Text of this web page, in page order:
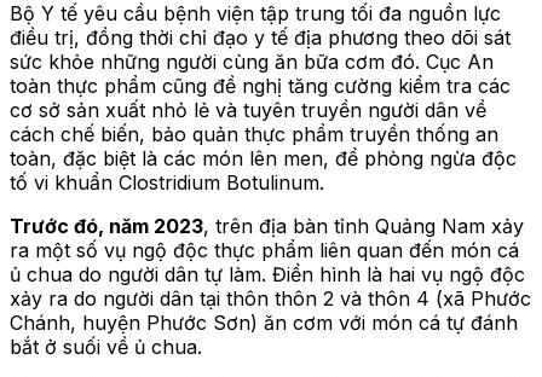
Bộ Y tế yêu cầu bệnh viện tập trung tối đa nguồn lực
điều trị, đồng thời chỉ đạo y tế địa phương theo dõi sát
sức khỏe những người cùng ăn bữa cơm đó. Cục An
toàn thực phẩm cũng đề nghị tăng cường kiểm tra các
cơ sở sản xuất nhỏ lẻ và tuyên truyền người dân về
cách chế biến, bảo quản thực phẩm truyền thống an
toàn, đặc biệt là các món lên men, để phòng ngừa độc
tố vi khuẩn Clostridium Botulinum.
Trước đó, năm 2023, trên địa bàn tỉnh Quảng Nam xảy
ra một số vụ ngộ độc thực phẩm liên quan đến món cá
ủ chua do người dân tự làm. Điển hình là hai vụ ngộ độc
xảy ra do người dân tại thôn thôn 2 và thôn 4 (xã Phước
Chánh, huyện Phước Sơn) ăn cơm với món cá tự đánh
bắt ở suối về ủ chua.